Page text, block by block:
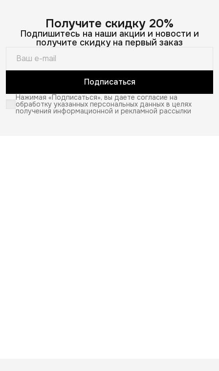
Получите скидку 20%
Подпишитесь на наши акции и новости и
получите скидку на первый заказ
Подписаться
Нажимая «Подписаться», вы даете согласие на
обработку указанных персональных данных в целях
получения информационной и рекламной рассылки